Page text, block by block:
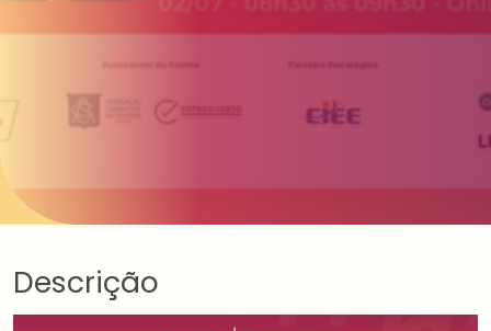
Descrição